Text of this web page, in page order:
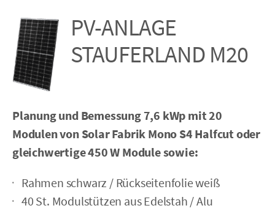
PV-ANLAGE
STAUFER­LAND M20
Planung und Bemessung 7,6 kWp mit 20
Modulenvon Solar Fabrik Mono S4 Halfcut oder
gleichwertige 450 W Module sowie:
Rahmen schwarz / Rückseiten­folie weiß
40 St. Modulstützen aus Edelstah / Alu